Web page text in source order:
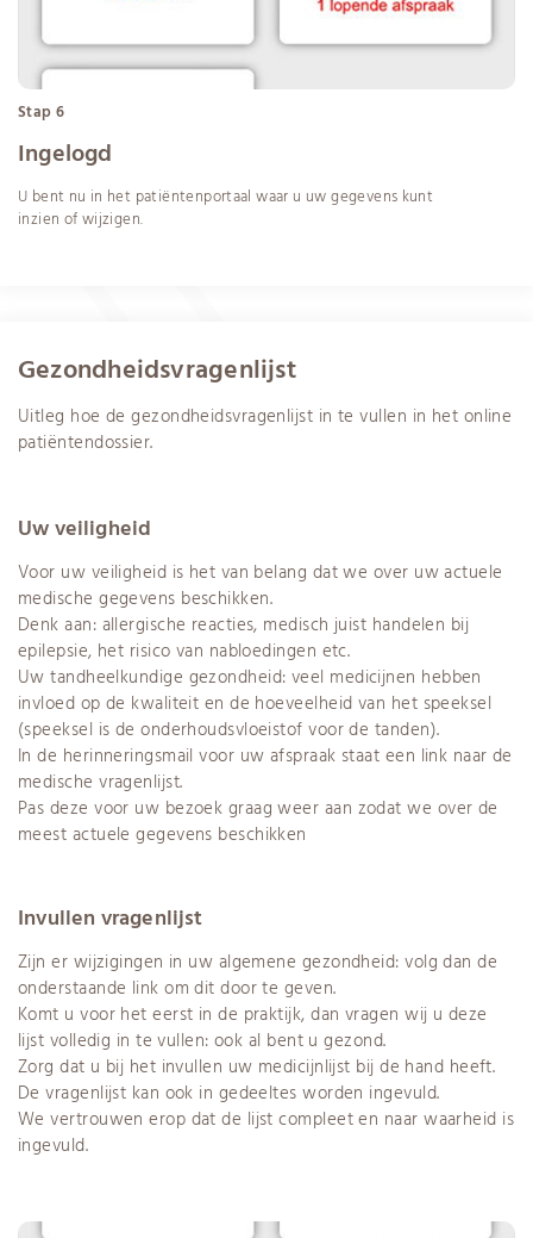
Stap 6
Ingelogd
U bent nu in het patiëntenportaal waar u uw gegevens kunt
inzien of wijzigen.
Gezondheidsvragenlijst
Uitleg hoe de gezondheidsvragenlijst in te vullen in het online
patiëntendossier.
Uw veiligheid
Voor uw veiligheid is het van belang dat we over uw actuele
medische gegevens beschikken.
Denk aan: allergische reacties, medisch juist handelen bij
epilepsie, het risico van nabloedingen etc.
Uw tandheelkundige gezondheid: veel medicijnen hebben
invloed op de kwaliteit en de hoeveelheid van het speeksel
(speeksel is de onderhoudsvloeistof voor de tanden).
In de herinneringsmail voor uw afspraak staat een link naar de
medische vragenlijst.
Pas deze voor uw bezoek graag weer aan zodat we over de
meest actuele gegevens beschikken
Invullen vragenlijst
Zijn er wijzigingen in uw algemene gezondheid: volg dan de
onderstaande link om dit door te geven.
Komt u voor het eerst in de praktijk, dan vragen wij u deze
lijst volledig in te vullen: ook al bent u gezond.
Zorg dat u bij het invullen uw medicijnlijst bij de hand heeft.
De vragenlijst kan ook in gedeeltes worden ingevuld.
We vertrouwen erop dat de lijst compleet en naar waarheid is
ingevuld.